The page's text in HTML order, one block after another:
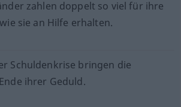
zahlen doppelt so viel für ihre
sie an Hilfe erhalten.
Schuldenkrise bringen die
ihrer Geduld.